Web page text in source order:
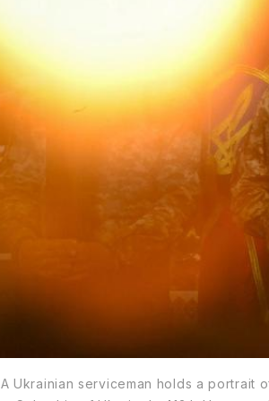
A Ukrainian serviceman holds a portrait